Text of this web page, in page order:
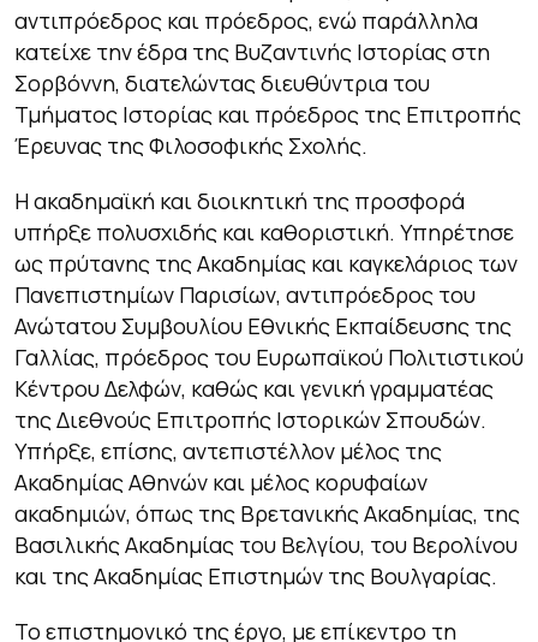
αντιπρόεδρος και πρόεδρος, ενώ παράλληλα
κατείχε την έδρα της Βυζαντινής Ιστορίας στη
Σορβόννη, διατελώντας διευθύντρια του
Τμήματος Ιστορίας και πρόεδρος της Επιτροπής
Έρευνας της Φιλοσοφικής Σχολής.
Η ακαδημαϊκή και διοικητική της προσφορά
υπήρξε πολυσχιδής και καθοριστική. Υπηρέτησε
ως πρύτανης της Ακαδημίας και καγκελάριος των
Πανεπιστημίων Παρισίων, αντιπρόεδρος του
Ανώτατου Συμβουλίου Εθνικής Εκπαίδευσης της
Γαλλίας, πρόεδρος του Ευρωπαϊκού Πολιτιστικού
Κέντρου Δελφών, καθώς και γενική γραμματέας
της Διεθνούς Επιτροπής Ιστορικών Σπουδών.
Υπήρξε, επίσης, αντεπιστέλλον μέλος της
Ακαδημίας Αθηνών και μέλος κορυφαίων
ακαδημιών, όπως της Βρετανικής Ακαδημίας, της
Βασιλικής Ακαδημίας του Βελγίου, του Βερολίνου
και της Ακαδημίας Επιστημών της Βουλγαρίας.
Το επιστημονικό της έργο, με επίκεντρο τη